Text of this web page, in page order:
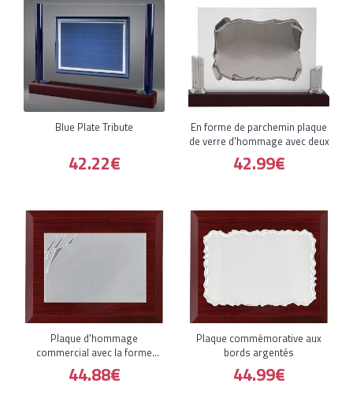
Blue Plate Tribute
42.22€
En forme de parchemin plaque
de verre d'hommage avec deux
42.99€
Plaque d'hommage
commercial avec la forme
rectangulaire et
44.88€
Plaque commémorative aux
bords argentés
44.99€